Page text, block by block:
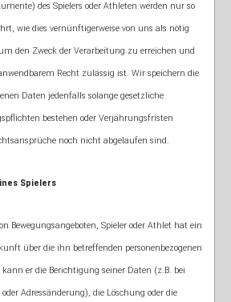
des Spielers oder Athleten werden nur so
wie dies vernünftigerweise von uns als nötig
den Zweck der Verarbeitung zu erreichen und
Recht zulässig ist. Wir speichern die
Daten jedenfalls solange gesetzliche
bestehen oder Verjährungsfristen
noch nicht abgelaufen sind.
Spielers
Bewegungsangeboten, Spieler oder Athlet hat ein
über die ihn betreffenden personenbezogenen
er die Berichtigung seiner Daten (z.B. bei
Adressänderung), die Löschung oder die